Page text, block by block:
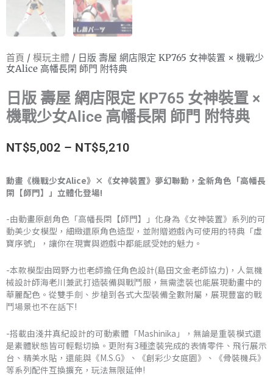
首頁 / 模玩主體 / 日版 壽屋 網店限定 KP765 女神裝置 × 機戰少
女Alice 高幡長閑 師門 附特典
日版 壽屋 網店限定 KP765 女神裝置 ×
機戰少女Alice 高幡長閑 師門 附特典
NT$5,002 – NT$5,210價
圍：
NT$5,002
到
NT$5,210
動畫《機戰少女Alice》×《女神裝置》夢幻聯動，全新角色「高幡長
閑【師門】」立體化登場!
-由動畫原創角色「高幡長閑【師門】」化身為《女神裝置》系列的可
動美少女模型，細緻還原角色造型，並附贈遊戲內可使用的特典「虛
寶序號」，讓你在現實與遊戲中都能感受她的魅力。
-本款模型由岡野力也老師擔任角色設計(島田文金老師協力)，人氣機
械設計師海老川兼武打造裝備與戰鬥服，無需塗裝也能展現動畫中的
華麗配色。從雙手劍、步槍到各式大型裝備全數附屬，展現豐富的戰
鬥場景也不在話下!
-搭載由淺井真紀設計的可動素體「Mashinika」，無論是重裝模式還
是素體狀態皆可輕鬆切換。更附有3種塗裝完成的表情零件、飛行展示
台、精美水貼，還能與《M.S.G》、《創彩少女庭園》、《骨裝機兵》
等系列配件互換擴充，玩法無限延伸!